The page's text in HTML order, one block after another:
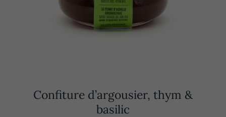
Confiture d’argousier, thym &
basilic